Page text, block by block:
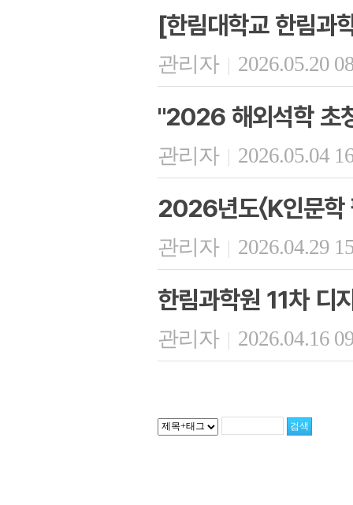
[한림대학교 한림과
관리자 | 2026.05.20
"2026 해외석학 초
관리자 | 2026.05.04
2026년도〈K인문학
관리자 | 2026.04.29
한림과학원 11차 디
관리자 | 2026.04.16